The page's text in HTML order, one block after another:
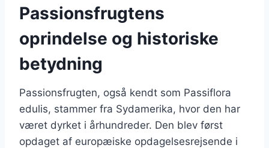
Passionsfrugtens
oprindelse og historiske
betydning
Passionsfrugten, også kendt som Passiflora
edulis, stammer fra Sydamerika, hvor den har
været dyrket i århundreder. Den blev først
opdaget af europæiske opdagelsesrejsende i